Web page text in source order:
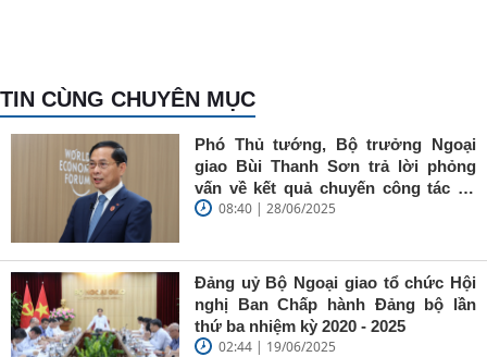
TIN CÙNG CHUYÊN MỤC
Phó Thủ tướng, Bộ trưởng Ngoại
giao Bùi Thanh Sơn trả lời phỏng
vấn về kết quả chuyến công tác tại
Trung Quốc của Thủ tướng Chính
08:40 | 28/06/2025
Đảng uỷ Bộ Ngoại giao tổ chức Hội
nghị Ban Chấp hành Đảng bộ lần
thứ ba nhiệm kỳ 2020 - 2025
02:44 | 19/06/2025